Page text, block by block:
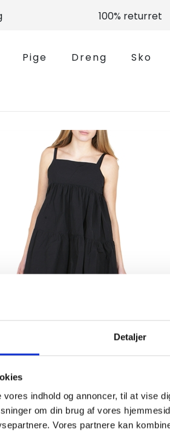
Detaljer
indhold og annoncer, til at vise
om din brug af vores
Vores partnere kan
100% returret
Pige Dreng Sko